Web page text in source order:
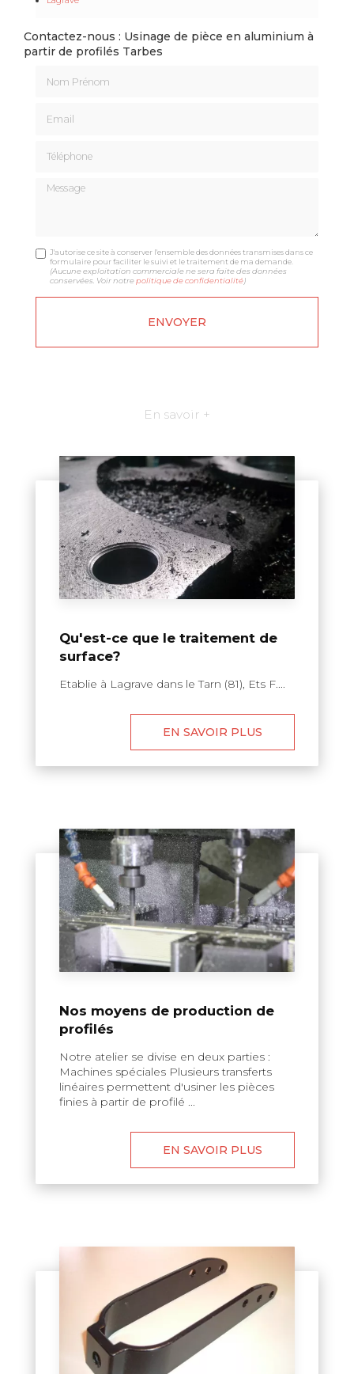
Contactez-nous : Usinage de pièce en aluminium à
partir de profilés Tarbes
Message
J'autorise ce site à conserver l'ensemble des données transmises dans ce
formulaire pour faciliter le suivi et le traitement de ma demande.
(Aucune exploitation commerciale ne sera faite des données
conservées. Voir notrepolitique de confidentialité)
En savoir +
Qu'est-ce que le traitement de
surface?
Etablie à Lagrave dans le Tarn (81), Ets F....
EN SAVOIR PLUS
Nos moyens de production de
profilés
Notre atelier se divise en deux parties :
Machines spéciales Plusieurs transferts
linéaires permettent d'usiner les pièces
finies à partir de profilé ...
EN SAVOIR PLUS